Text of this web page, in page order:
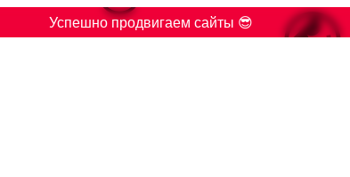
Успешно продвигаем сайты 😎